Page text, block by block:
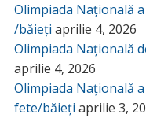
Olimpiada Națională
/băieți aprilie 4, 2026
Olimpiada Națională
aprilie 4, 2026
Olimpiada Națională
fete/băieți aprilie 3,